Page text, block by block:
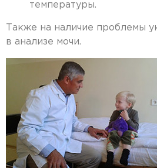
температуры.
Также на наличие проблемы
в анализе мочи.